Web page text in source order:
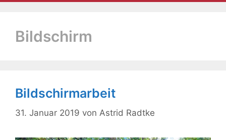
Bildschirm
Bildschirmarbeit
31. Januar 2019 von Astrid Radtke